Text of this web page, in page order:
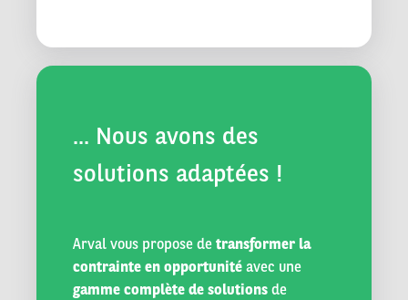
... Nous avons des
solutions adaptées !
Arval vous propose de transformer la
contrainte en opportunité avec une
gamme complète de solutions de